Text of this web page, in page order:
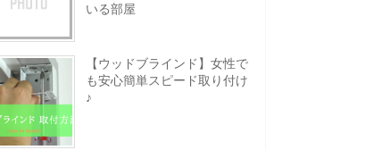
いる部屋
【ウッドブラインド】女性で
も安心簡単スピード取り付け
♪